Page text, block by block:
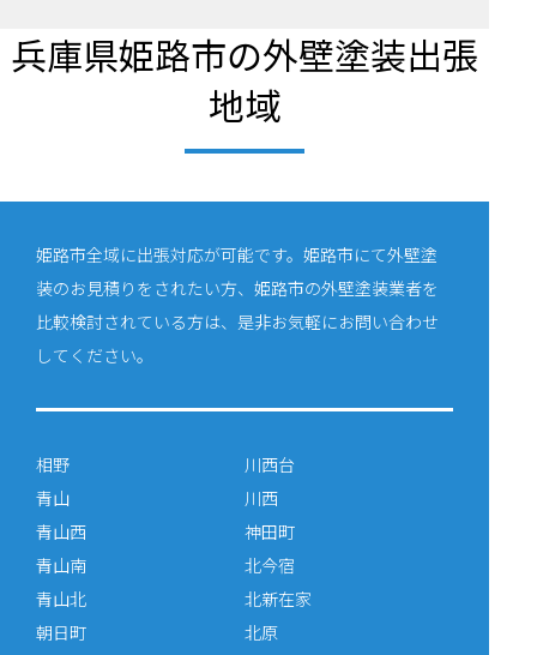
兵庫県姫路市の外壁塗装出張
地域
姫路市全域に出張対応が可能です。姫路市にて外壁塗
装のお見積りをされたい方、姫路市の外壁塗装業者を
比較検討されている方は、是非お気軽にお問い合わせ
してください。
相野
青山
青山西
青山南
青山北
朝日町
川西台
川西
神田町
北今宿
北新在家
北原